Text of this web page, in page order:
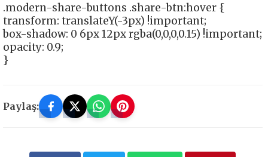
.modern-share-buttons .share-btn:hover {
transform: translateY(-3px) !important;
box-shadow: 0 6px 12px rgba(0,0,0,0.15) !important;
opacity: 0.9;
}
Paylaş: